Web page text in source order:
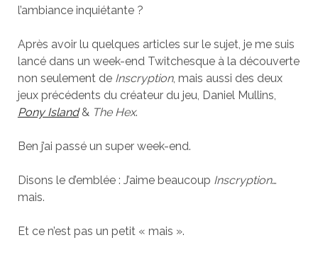
l’ambiance inquiétante ?
Après avoir lu quelques articles sur le sujet, je me suis
lancé dans un week-end Twitchesque à la découverte
non seulement de Inscryption, mais aussi des deux
jeux précédents du créateur du jeu, Daniel Mullins,
Pony Island& The Hex.
Ben j’ai passé un super week-end.
Disons le d’emblée : J’aime beaucoup Inscryption…
mais.
Et ce n’est pas un petit « mais ».